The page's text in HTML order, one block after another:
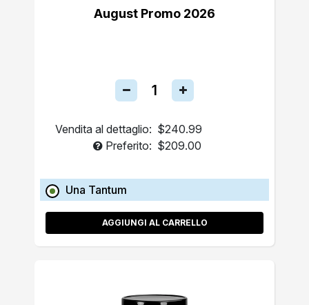
August Promo 2026
Vendita al dettaglio: $240.99
Preferito: $209.00
Una Tantum
AGGIUNGI AL CARRELLO